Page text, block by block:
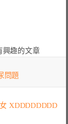
興趣的文章
問題
XDDDDDDDD